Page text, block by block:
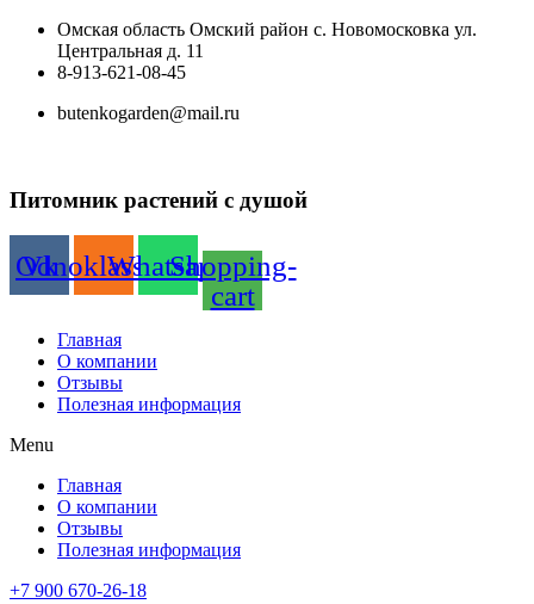
Перейти
содержимому
Омская область Омский район с. Новомосковка ул.
Центральная д. 11
8-913-621-08-45
butenkogarden@mail.ru
Питомник растений с душой
Vk
Odnoklassniki
WhatsappShopping-
cart
Главная
О компании
Отзывы
Полезная информация
Menu
Главная
О компании
Отзывы
Полезная информация
+7 900 670-26-18